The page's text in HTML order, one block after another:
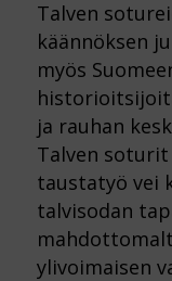
Talven
käännöksen
myös
ja rauhan
Talven
taustatyö vei
talvisodan
ylivoimaisen